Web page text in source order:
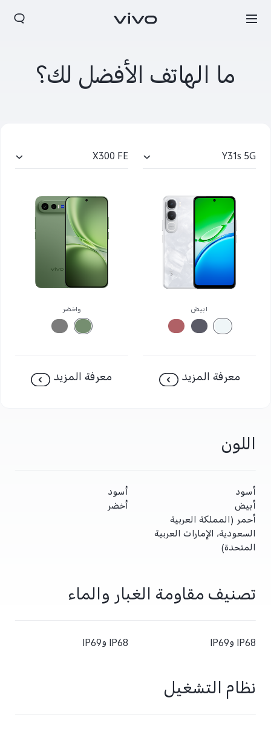
Bahrain(ar) | حدد البلد/المنطقة
ما الهاتف الأفضل لك؟
Y31s 5G
أبيض
معرفة المزيد
X300 FE
وأخضر
معرفة المزيد
اللون
أسود
أبيض
أحمر (المملكة العربية
السعودية، الإمارات العربية
المتحدة)
أسود
أخضر
تصنيف مقاومة الغبار والماء
IP68 وIP69 IP68 وIP69
نظام التشغيل